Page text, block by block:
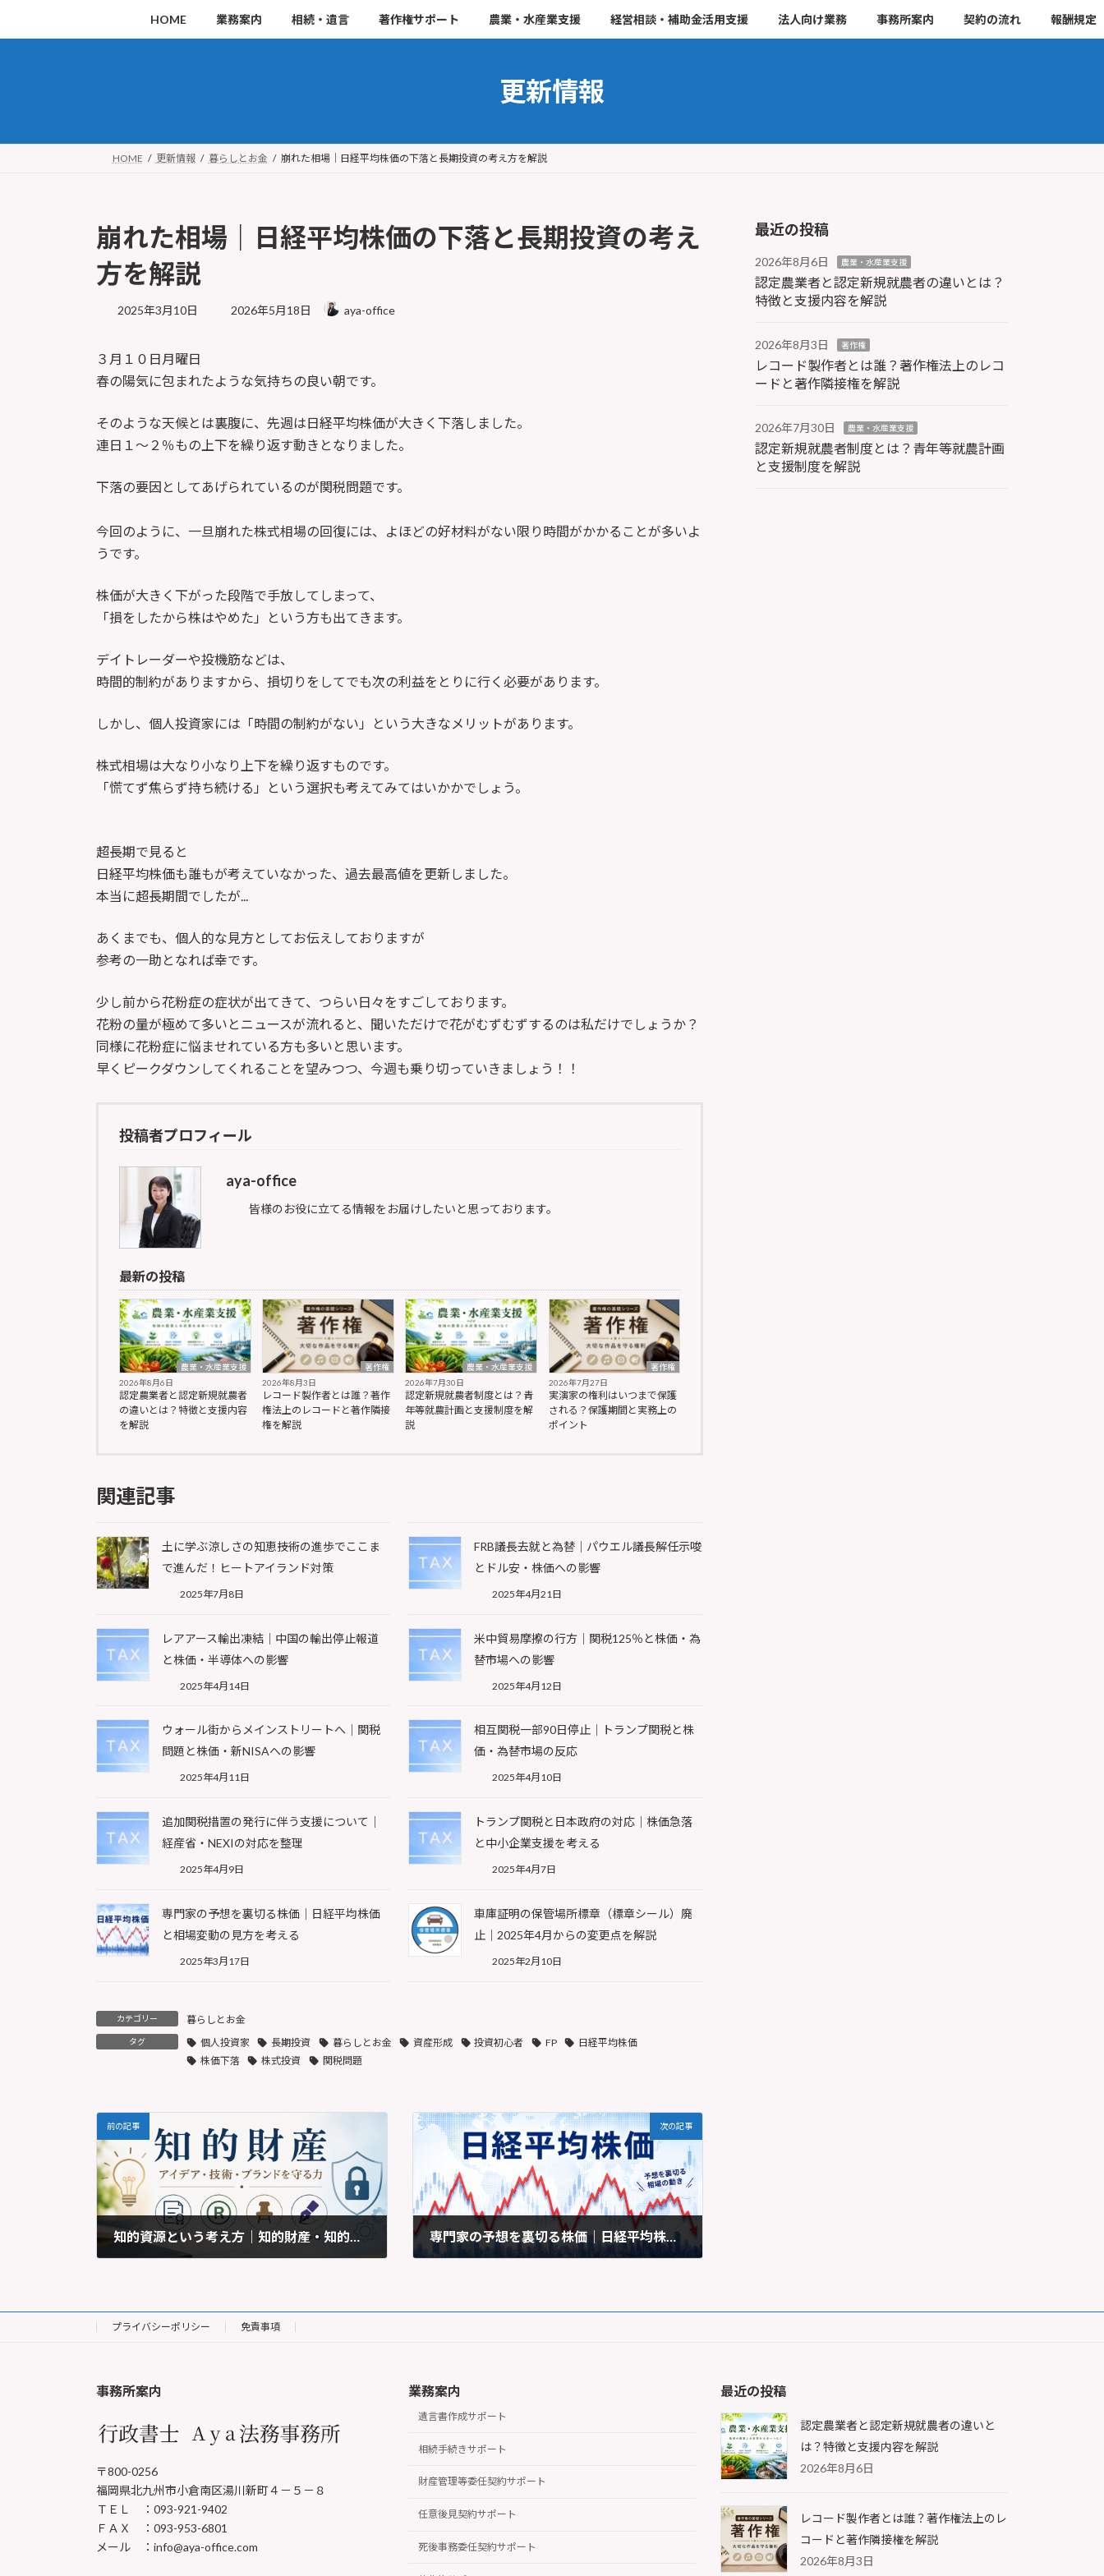
ン
ビ
HOME 業務案内 相続・遺言 著作権サポート 農業・水産業支援 経営相談・補助金活用支援 法人向け業務 事務所案内 契約の流れ 報酬規定
更新情報
HOME 更新情報 暮らしとお金 崩れた相場｜日経平均株価の下落と長期投資の考え方を解説
崩れた相場｜日経平均株価の下落と長期投資の考え
方を解説
2025年3月10日
最
時
2026年5月18日 aya-office
３月１０日月曜日
春の陽気に包まれたような気持ちの良い朝です。
そのような天候とは裏腹に、先週は日経平均株価が大きく下落しました。
連日１～２％もの上下を繰り返す動きとなりました。
下落の要因としてあげられているのが関税問題です。
今回のように、一旦崩れた株式相場の回復には、よほどの好材料がない限り時間がかかることが多いよ
うです。
株価が大きく下がった段階で手放してしまって、
「損をしたから株はやめた」という方も出てきます。
デイトレーダーや投機筋などは、
時間的制約がありますから、損切りをしてでも次の利益をとりに行く必要があります。
しかし、個人投資家には「時間の制約がない」という大きなメリットがあります。
株式相場は大なり小なり上下を繰り返すものです。
「慌てず焦らず持ち続ける」という選択も考えてみてはいかかでしょう。
超長期で見ると
日経平均株価も誰もが考えていなかった、過去最高値を更新しました。
本当に超長期間でしたが...
あくまでも、個人的な見方としてお伝えしておりますが
参考の一助となれば幸です。
少し前から花粉症の症状が出てきて、つらい日々をすごしております。
花粉の量が極めて多いとニュースが流れると、聞いただけで花がむずむずするのは私だけでしょうか？
同様に花粉症に悩ませれている方も多いと思います。
早くピークダウンしてくれることを望みつつ、今週も乗り切っていきましょう！！
投稿者プロフィール
aya-office
皆様のお役に立てる情報をお届けしたいと思っております。
最新の投稿
農業・水産業支援
2026年8月6日
認定農業者と認定新規就農者
の違いとは？特徴と支援内容
を解説
著作権
2026年8月3日
レコード製作者とは誰？著作
権法上のレコードと著作隣接
権を解説
農業・水産業支援
2026年7月30日
認定新規就農者制度とは？青
年等就農計画と支援制度を解
説
著作権
2026年7月27日
実演家の権利はいつまで保護
される？保護期間と実務上の
ポイント
関連記事
土に学ぶ涼しさの知恵――技術の進歩でここま
で進んだ！ヒートアイランド対策
2025年7月8日
FRB議長去就と為替｜パウエル議長解任示唆
とドル安・株価への影響
2025年4月21日
レアアース輸出凍結｜中国の輸出停止報道
と株価・半導体への影響
2025年4月14日
米中貿易摩擦の行方｜関税125％と株価・為
替市場への影響
2025年4月12日
ウォール街からメインストリートへ｜関税
問題と株価・新NISAへの影響
2025年4月11日
相互関税一部90日停止｜トランプ関税と株
価・為替市場の反応
2025年4月10日
追加関税措置の発行に伴う支援について｜
経産省・NEXIの対応を整理
2025年4月9日
トランプ関税と日本政府の対応｜株価急落
と中小企業支援を考える
2025年4月7日
専門家の予想を裏切る株価｜日経平均株価
と相場変動の見方を考える
2025年3月17日
車庫証明の保管場所標章（標章シール）廃
止｜2025年4月からの変更点を解説
2025年2月10日
カテゴリー 暮らしとお金
タグ 個人投資家 長期投資 暮らしとお金 資産形成 投資初心者 FP
日経平均株価
株価下落
株式投資 関税問題
前の記事
知的資源という考え方｜知的財産・知的資産との違いと中小企業での活かし方
次の記事
専門家の予想を裏切る株価｜日経平均株価と相場変動の見方を考える
最近の投稿
2026年8月6日 農業・水産業支援
認定農業者と認定新規就農者の違いとは？
特徴と支援内容を解説
2026年8月3日 著作権
レコード製作者とは誰？著作権法上のレコ
ードと著作隣接権を解説
2026年7月30日 農業・水産業支援
認定新規就農者制度とは？青年等就農計画
と支援制度を解説
プライバシーポリシー 免責事項
事務所案内
〒800-0256
福岡県北九州市小倉南区湯川新町４－５－８
ＴＥＬ ：093-921-9402
ＦＡＸ ：093-953-6801
メール ：info@aya-office.com
業務案内
遺言書作成サポート
相続手続きサポート
財産管理等委任契約サポート
任意後見契約サポート
死後事務委任契約サポート
最近の投稿
認定農業者と認定新規就農者の違いと
は？特徴と支援内容を解説
2026年8月6日
レコード製作者とは誰？著作権法上のレ
コードと著作隣接権を解説
2026年8月3日